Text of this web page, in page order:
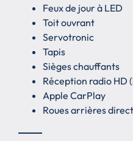
Feux de jour à LED
Toit ouvrant
Servotronic
Tapis
Sièges chauffants
Réception radio HD
Apple CarPlay
Roues arrières